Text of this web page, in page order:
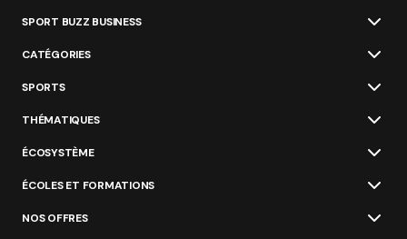
SPORT BUZZ BUSINESS
CATÉGORIES
SPORTS
THÉMATIQUES
ÉCOSYSTÈME
ÉCOLES ET FORMATIONS
NOS OFFRES